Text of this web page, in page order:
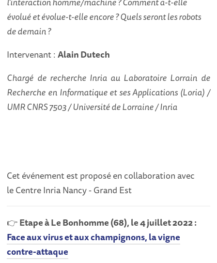
évolué et évolue-t-elle encore ? Quels seront les robots
de demain ?
Intervenant :Alain Dutech
Chargé de recherche Inria au Laboratoire Lorrain de
Recherche en Informatique et ses Applications (Loria) /
UMR CNRS 7503 / Université de Lorraine / Inria
Cet événement est proposé en collaboration avec
le Centre Inria Nancy - Grand Est
👉Etape à Le Bonhomme (68), le 4 juillet 2022 :
Face aux virus et aux champignons, la vigne
contre-attaque